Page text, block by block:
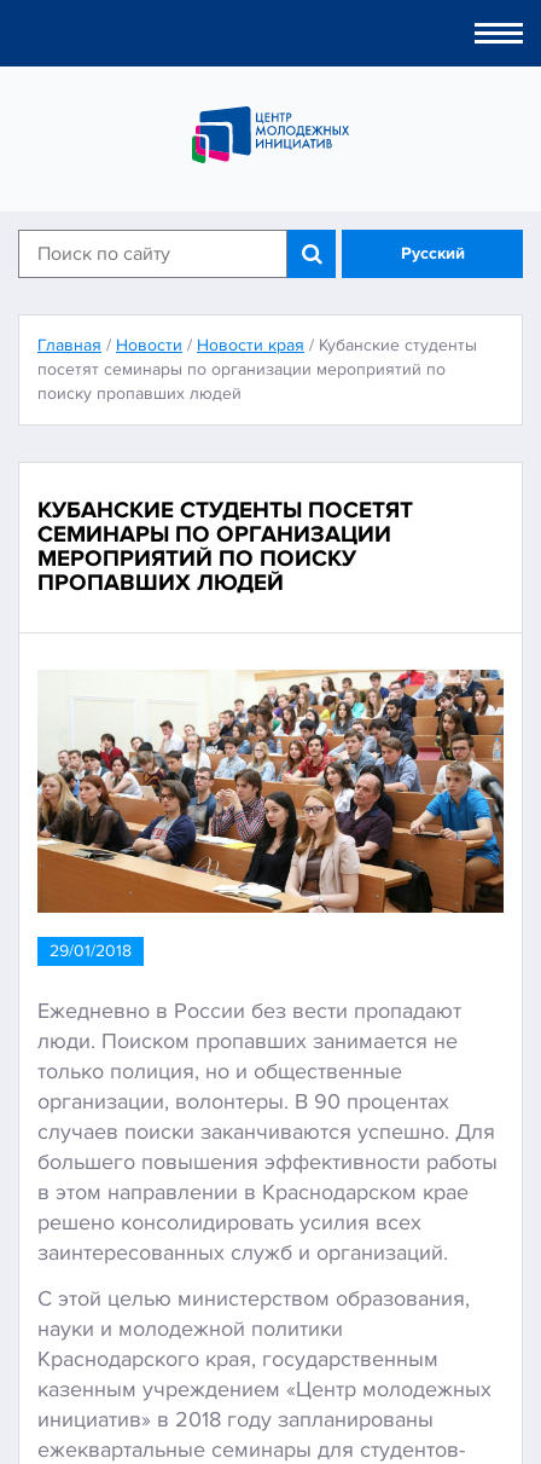
Русский
Главная / Новости / Новости края / Кубанские студенты
посетят семинары по организации мероприятий по
поиску пропавших людей
КУБАНСКИЕ СТУДЕНТЫ ПОСЕТЯТ
СЕМИНАРЫ ПО ОРГАНИЗАЦИИ
МЕРОПРИЯТИЙ ПО ПОИСКУ
ПРОПАВШИХ ЛЮДЕЙ
29/01/2018
Ежедневно в России без вести пропадают
люди. Поиском пропавших занимается не
только полиция, но и общественные
организации, волонтеры. В 90 процентах
случаев поиски заканчиваются успешно. Для
большего повышения эффективности работы
в этом направлении в Краснодарском крае
решено консолидировать усилия всех
заинтересованных служб и организаций.
С этой целью министерством образования,
науки и молодежной политики
Краснодарского края, государственным
казенным учреждением «Центр молодежных
инициатив» в 2018 году запланированы
ежеквартальные семинары для студентов-